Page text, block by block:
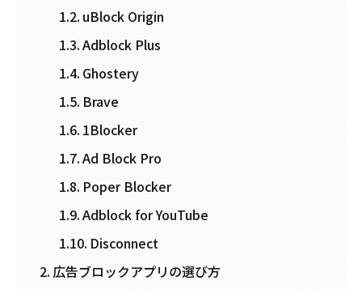
uBlock Origin
Adblock Plus
Ghostery
Brave
1Blocker
Ad Block Pro
Poper Blocker
Adblock for YouTube
Disconnect
広告ブロックアプリの選び方